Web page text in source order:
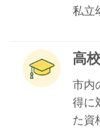
私立
高
市内
得に
た資